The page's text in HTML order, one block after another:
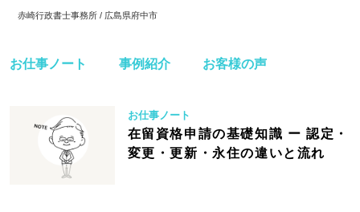
赤崎行政書士事務所 / 広島県府中市
お仕事ノート 事例紹介 お客様の声
お仕事ノート
在留資格申請の基礎知識 ー 認定・
変更・更新・永住の違いと流れ